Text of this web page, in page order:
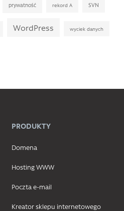
prywatność rekord A SVN
WordPress wyciek danych
PRODUKTY
Domena
Hosting WWW
Poczta e-mail
Kreator sklepu internetowego